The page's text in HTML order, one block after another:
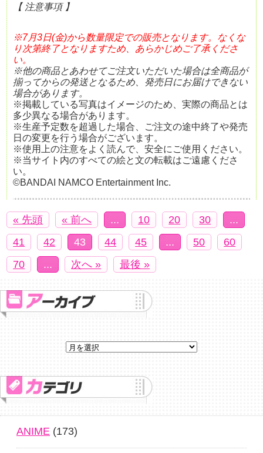
【 注意事項 】
※7月3日(金)から数量限定での販売となります。なくな
り次第終了となりますため、あらかじめご了承くださ
い。
※他の商品とあわせてご注文いただいた場合は全商品が
揃ってからの発送となるため、発売日にお届けできない
場合があります。
※掲載している写真はイメージのため、実際の商品とは
多少異なる場合があります。
※生産予定数を超過した場合、ご注文の途中終了や発売
日の変更を行う場合がございます。
※使用上の注意をよく読んで、安全にご使用ください。
※当サイト内のすべての絵と文の転載はご遠慮くださ
い。
©BANDAI NAMCO Entertainment Inc.
« 先頭 « 前へ ... 10 20 30
...
41
42 43 44 45 ... 50
60
70
... 次へ » 最後 »
ANIME (173)